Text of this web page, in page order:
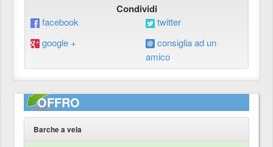
Condividi
facebook
twitter
google +
consiglia ad un
amico
OFFRO
Barche a vela